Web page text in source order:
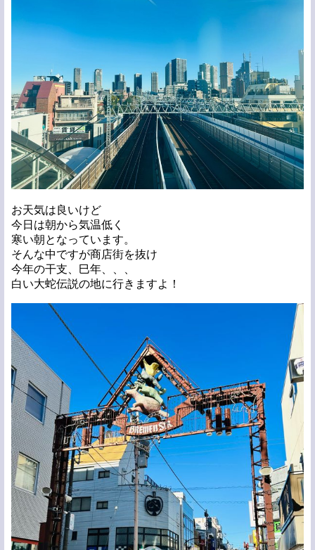
お天気は良いけど
今日は朝から気温低く
寒い朝となっています。
そんな中ですが商店街を抜け
今年の干支、巳年、、、
白い大蛇伝説の地に行きますよ！